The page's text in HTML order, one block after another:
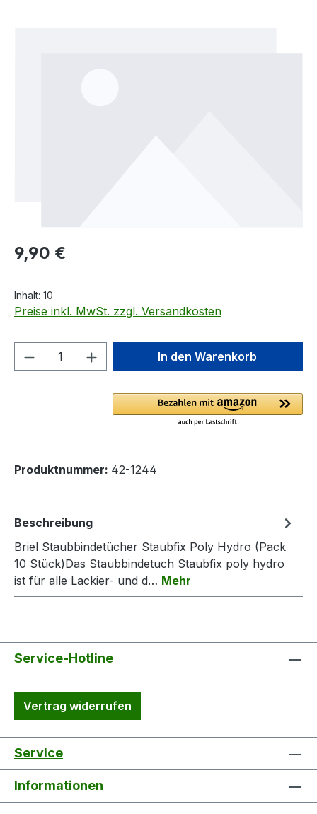
Regulärer Preis:
9,90 €
Inhalt: 10
Preise inkl. MwSt. zzgl. Versandkosten
Produkt Anzahl: Gib denIn den Warenkorb
Produktnummer: 42-1244
Beschreibung
Briel Staubbindetücher Staubfix Poly Hydro (Pack
10 Stück)Das Staubbindetuch Staubfix poly hydro
ist für alle Lackier- und d… Mehr
Service-Hotline
Vertrag widerrufen
Service
Informationen